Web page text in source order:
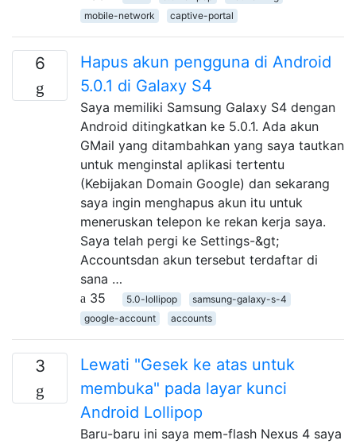
mobile-network
captive-portal
6
Hapus akun pengguna di Android
5.0.1 di Galaxy S4
Saya memiliki Samsung Galaxy S4 dengan
Android ditingkatkan ke 5.0.1. Ada akun
GMail yang ditambahkan yang saya tautkan
untuk menginstal aplikasi tertentu
(Kebijakan Domain Google) dan sekarang
saya ingin menghapus akun itu untuk
meneruskan telepon ke rekan kerja saya.
Saya telah pergi ke Settings-&gt;
Accountsdan akun tersebut terdaftar di
sana …
35
5.0-lollipop
samsung-galaxy-s-4
google-account
accounts
3
Lewati "Gesek ke atas untuk
membuka" pada layar kunci
Android Lollipop
Baru-baru ini saya mem-flash Nexus 4 saya